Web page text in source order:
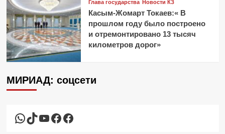
Глава государства Новости КЗ
Касым-Жомарт Токаев:« В
прошлом году было построено
и отремонтировано 13 тысяч
километров дорог»
МИРИАД: соцсети
WhatsApp
TikTok
YouTube
Facebook
Facebook